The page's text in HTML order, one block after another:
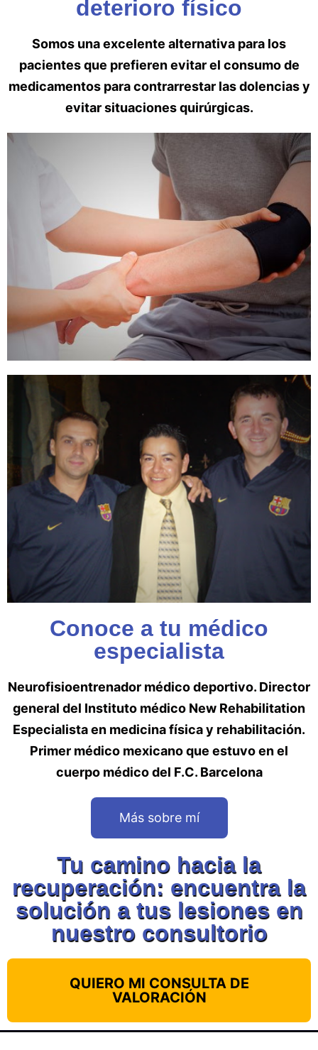
deterioro físico​
Somos una excelente alternativa para los
pacientes que prefieren evitar el consumo de
medicamentos para contrarrestar las dolencias y
evitar situaciones quirúrgicas.
Conoce a tu médico
especialista
Neurofisioentrenador médico deportivo. Director
general del Instituto médico New Rehabilitation
Especialista en medicina física y rehabilitación.
Primer médico mexicano que estuvo en el
cuerpo médico del F.C. Barcelona
Más sobre mí
Tu camino hacia la
recuperación: encuentra la
solución a tus lesiones en
nuestro consultorio
QUIERO MI CONSULTA DE
VALORACIÓN